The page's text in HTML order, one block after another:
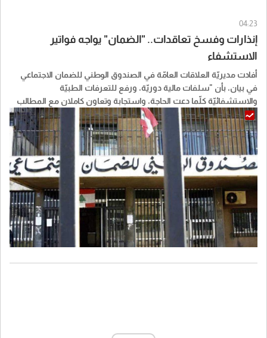
04:23
إنذارات وفسخ تعاقدات.. "الضمان" يواجه فواتير
الاستشفاء
أفادت مديريّة العلاقات العامّة في الصندوق الوطني للضمان الاجتماعي
في بيان، بأن "سلفات مالية دوريّة، ورفع للتعرفات الطبيّة
والاستشفائيّة كلّما دعت الحاجة، واستجابة وتعاون كاملان مع المطالب
المحقّة، هذه هي المقاربة الإيجابية التي حرصت إدارة الصندوق على
اعتمادها في علاقتها مع القطاع الاستشفائي في لبنان، حرصاً منها على
ضمان استمرارية تقديم الرعاية الصحية اللائقة للمرضى المضمونين".